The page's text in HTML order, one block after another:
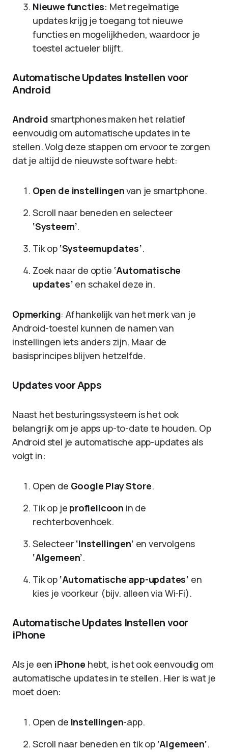
Nieuwe functies: Met regelmatige
updates krijg je toegang tot nieuwe
functies en mogelijkheden, waardoor je
toestel actueler blijft.
Automatische Updates Instellen voor
Android
Android smartphones maken het relatief
eenvoudig om automatische updates in te
stellen. Volg deze stappen om ervoor te zorgen
dat je altijd de nieuwste software hebt:
Open de instellingenvan je smartphone.
Scroll naar beneden en selecteer
‘Systeem’.
Tik op ‘Systeemupdates’.
Zoek naar de optie ‘Automatische
updates’ en schakel deze in.
Opmerking: Afhankelijk van het merk van je
Android-toestel kunnen de namen van
instellingen iets anders zijn. Maar de
basisprincipes blijven hetzelfde.
Updates voor Apps
Naast het besturingssysteem is het ook
belangrijk om je apps up-to-date te houden. Op
Android stel je automatische app-updates als
volgt in:
Open de Google Play Store.
Tik op je profielicoon in de
rechterbovenhoek.
Selecteer ‘Instellingen’ en vervolgens
‘Algemeen’.
Tik op ‘Automatische app-updates’ en
kies je voorkeur (bijv. alleen via Wi-Fi).
Automatische Updates Instellen voor
iPhone
Als je een iPhone hebt, is het ook eenvoudig om
automatische updates in te stellen. Hier is wat je
moet doen:
Open de Instellingen-app.
Scroll naar beneden en tik op ‘Algemeen’.